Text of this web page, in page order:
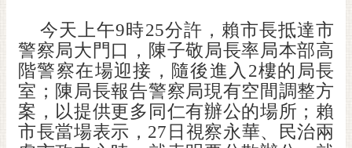
桐
花
祭
網
站
今天上午9 時25分許，賴市長抵達市
警察局大門口，陳子敬局長率局本部高
階警察在場迎接，隨後進入 2樓的局長
室；陳局長報告警察局現有空間調整方
案，以提供更多同仁有辦公的場所；賴
市長當場表示， 27 日視察永華、民治兩